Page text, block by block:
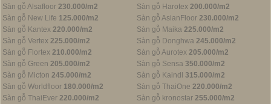
Sàn gỗ Alsafloor 230.000/m2 Sàn gỗ Harotex 200.000/m2
Sàn gỗ New Life 125.000/m2 Sàn gỗ AsianFloor 230.000/m2
Sàn gỗ Kantex 220.000/m2 Sàn gỗ Maika 225.000/m2
Sàn gỗ Vertex 225.000/m2 Sàn gỗ Donghwa 245.000/m2
Sàn gỗ Flortex 210.000/m2 Sàn gỗ Aurotex 205.000/m2
Sàn gỗ Green 205.000/m2 Sàn gỗ Sensa 350.000/m2
Sàn gỗ Micton 245.000/m2 Sàn gỗ Kaindl 315.000/m2
Sàn gỗ Worldfloor 180.000/m2 Sàn gỗ ThaiOne 220.000/m2
Sàn gỗ ThaiEver 220.000/m2 Sàn gỗ kronostar 255.000/m2